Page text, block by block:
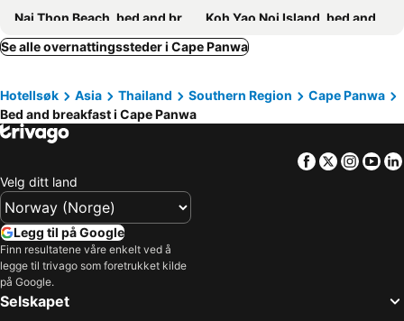
Nai Thon Beach, bed and breakfasts
Koh Yao Noi Island, bed and breakfasts
Kata Beach, bed and breakfasts
Chalong Bay, bed and breakfasts
Kata Noi Beach, bed and breakfasts
Nai Yang Beach, bed and breakfasts
Se alle overnattingssteder i Cape Panwa
Hotellsøk Asia Thailand Southern Region
Cape Panwa
Bed and breakfast i Cape Panwa
Facebook
Twitter
Velg ditt land
Legg til på Google
Finn resultatene våre enkelt ved å
legge til trivago som foretrukket kilde
på Google.
Selskapet